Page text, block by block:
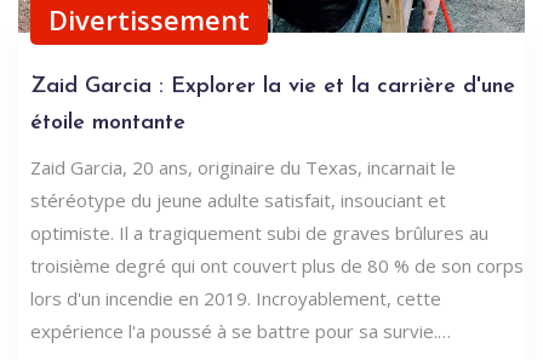
Divertissement
Zaid Garcia : Explorer la vie et la carrière d'une
étoile montante
Zaid Garcia, 20 ans, originaire du Texas, incarnait le
stéréotype du jeune adulte satisfait, insouciant et
optimiste. Il a tragiquement subi de graves brûlures au
troisième degré qui ont couvert plus de 80 % de son corps
lors d'un incendie en 2019. Incroyablement, cette
expérience l'a poussé à se battre pour sa survie.…